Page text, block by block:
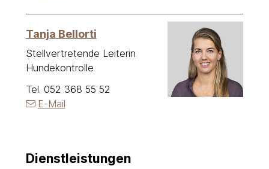
Tanja Bellorti
Stellvertretende Leiterin
Hundekontrolle
Tel. 052 368 55 52
E-Mail
Dienstleistungen